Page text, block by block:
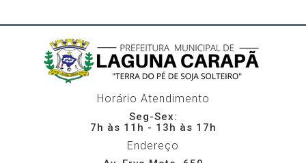
Horário Atendimento
Seg-Sex:
7h às 11h - 13h às 17h
Endereço